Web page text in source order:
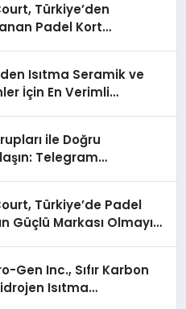
Türkiye’den
Padel Kort
Isıtma Seramik ve
İçin En Verimli
ile Doğru
Telegram
Türkiye’de Padel
Güçlü Markası Olmayı
Gen Inc., Sıfır Karbon
Isıtma